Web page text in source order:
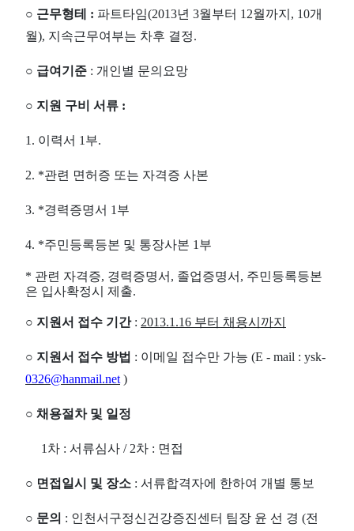
○ 근무형테 : 파트타임(2013년 3월부터 12월까지, 10개
월), 지속근무여부는 차후 결정.
○ 급여기준 : 개인별 문의요망
○ 지원 구비 서류 :
1. 이력서 1부.
2. *관련 면허증 또는 자격증 사본
3. *경력증명서 1부
4. *주민등록등본 및 통장사본 1부
* 관련 자격증, 경력증명서, 졸업증명서, 주민등록등본
은 입사확정시 제출.
○ 지원서 접수 기간: 2013.1.16 부터 채용시까지
○ 지원서 접수 방법 : 이메일 접수만 가능 (E - mail : ysk-
0326@hanmail.net )
○ 채용절차 및 일정
1차 : 서류심사 / 2차 : 면접
○ 면접일시 및 장소 : 서류합격자에 한하여 개별 통보
○ 문의 : 인천서구정신건강증진센터 팀장 윤 선 경 (전